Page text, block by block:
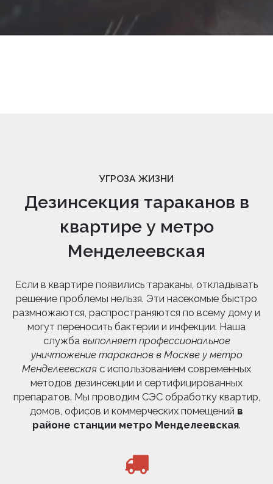
УГРОЗА ЖИЗНИ
Дезинсекция тараканов в
квартире у метро
Менделеевская
Если в квартире появились тараканы, откладывать
решение проблемы нельзя. Эти насекомые быстро
размножаются, распространяются по всему дому и
могут переносить бактерии и инфекции. Наша
служба выполняет профессиональное
уничтожение тараканов в Москве у метро
Менделеевская с использованием современных
методов дезинсекции и сертифицированных
препаратов. Мы проводим СЭС обработку квартир,
домов, офисов и коммерческих помещений в
районе станции метро Менделеевская.